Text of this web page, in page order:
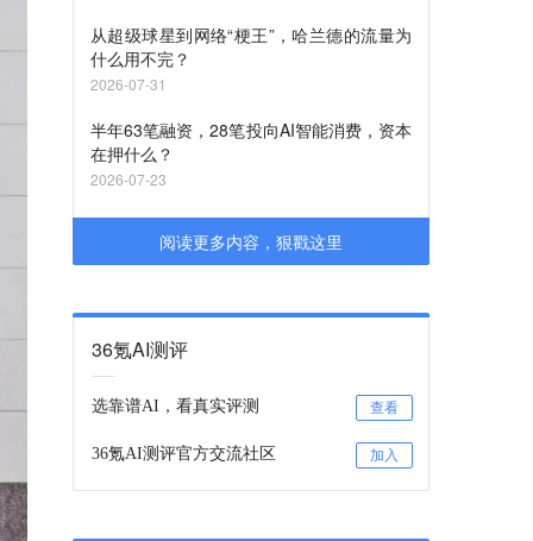
从超级球星到网络“梗王”，哈兰德的流量为
什么用不完？
2026-07-31
半年63笔融资，28笔投向AI智能消费，资本
在押什么？
2026-07-23
阅读更多内容，狠戳这里
36氪AI测评
选靠谱AI，看真实评测 查看
36氪AI测评官方交流社区 加入